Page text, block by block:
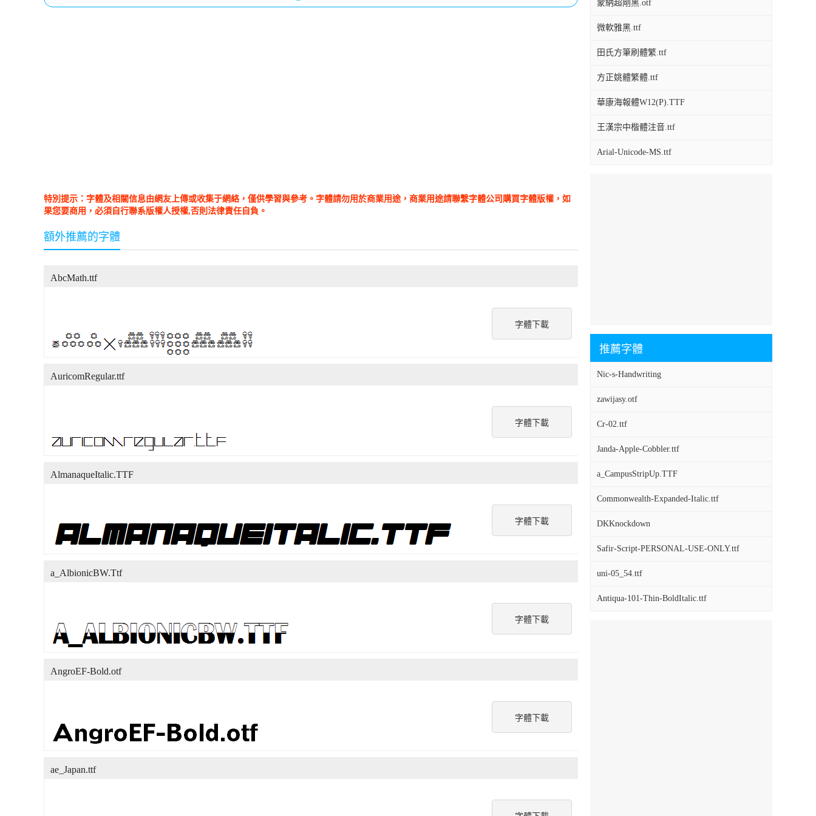
蒙納超剛黑.otf
微軟雅黑.ttf
田氏方筆刷體繁.ttf
方正姚體繁體.ttf
華康海報體W12(P).TTF
王漢宗中楷體注音.ttf
Arial-Unicode-MS.ttf
推薦字體
Nic-s-Handwriting
zawijasy.otf
Cr-02.ttf
Janda-Apple-Cobbler.ttf
a_CampusStripUp.TTF
Commonwealth-Expanded-Italic.ttf
DKKnockdown
Safir-Script-PERSONAL-USE-ONLY.ttf
uni-05_54.ttf
Antiqua-101-Thin-BoldItalic.ttf
特別提示：字體及相關信息由網友上傳或收集于網絡，僅供學習與參考。字體請勿用於商業用途，商業用途請聯繫字體公司購買字體版權，如
果您要商用，必須自行聯系版權人授權,否則法律責任自負。
額外推薦的字體
字體下載
AbcMath.ttf
字體下載
AuricomRegular.ttf
字體下載
AlmanaqueItalic.TTF
字體下載
a_AlbionicBW.Ttf
字體下載
AngroEF-Bold.otf
ae_Japan.ttf